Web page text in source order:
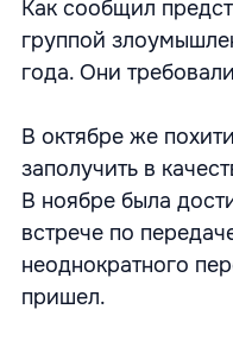
Как сообщил
группой
года. Они
В октябре же
заполучить в
В ноябре была
встрече по
неоднократного
пришел.